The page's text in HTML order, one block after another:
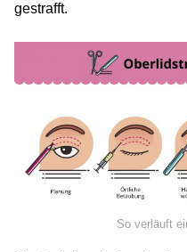
gestrafft.
So verläuft